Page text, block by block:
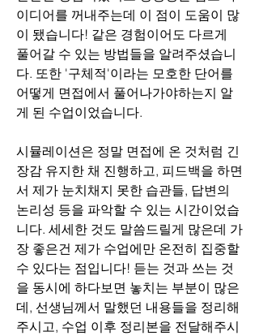
이디어를 꺼내주는데 이 점이 도움이 많
이 됐습니다! 같은 경험이어도 다르게
풀어갈 수 있는 방법들을 알려주셨습니
다. 또한 '구체적'이라는 모호한 단어를
어떻게 면접에서 풀어나가야하는지 알
게 된 수업이었습니다.
시뮬레이션은 정말 면접에 온 것처럼 긴
장감 유지한 채 진행하고, 피드백을 하면
서 제가 눈치채지 못한 습관들, 답변의
논리성 등을 파악할 수 있는 시간이었습
니다. 세세한 것도 말씀드릴게 많은데 가
장 좋은건 제가 수업에만 온전히 집중할
수 있다는 점입니다! 듣는 것과 쓰는 것
을 동시에 하다보면 놓치는 부분이 많은
데, 선생님께서 말했던 내용들을 정리해
주시고, 수업 이후 정리본을 전달해주시